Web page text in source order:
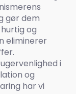
gør dem
og
eliminerer
i
og
har vi